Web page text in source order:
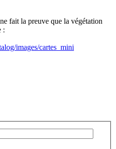
fait la preuve que la végétation
:
images/cartes_mini